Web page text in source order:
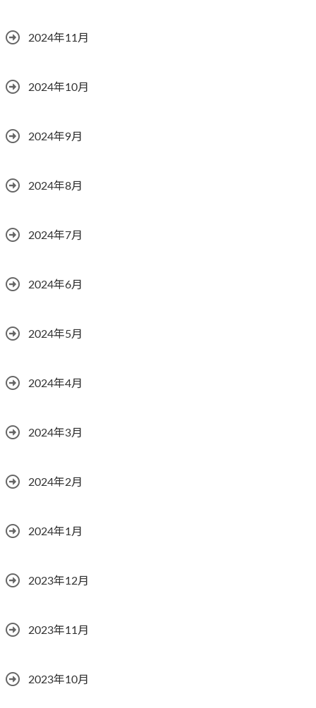
2024年11月
2024年10月
2024年9月
2024年8月
2024年7月
2024年6月
2024年5月
2024年4月
2024年3月
2024年2月
2024年1月
2023年12月
2023年11月
2023年10月